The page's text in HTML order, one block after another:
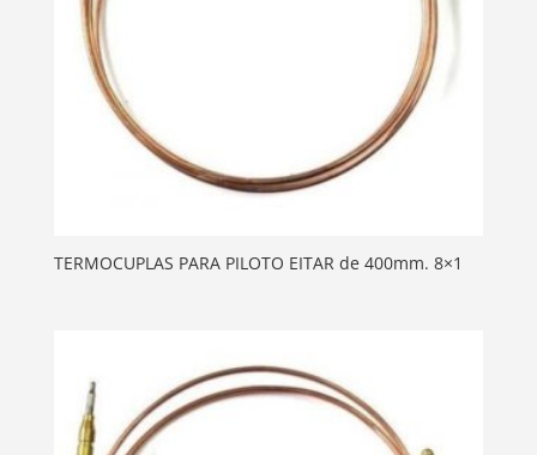
TERMOCUPLAS PARA PILOTO EITAR de 400mm. 8×1